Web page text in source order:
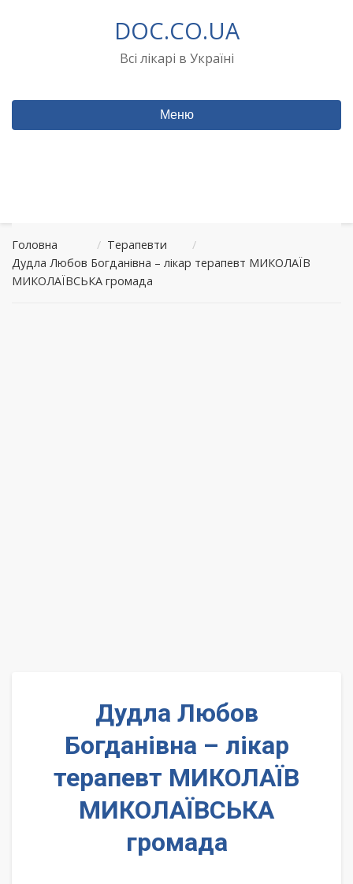
DOC.CO.UA
Всі лікарі в Україні
Меню
Головна / Терапевти
/
Дудла Любов Богданівна – лікар терапевт МИКОЛАЇВ
МИКОЛАЇВСЬКА громада
Дудла Любов
Богданівна – лікар
терапевт МИКОЛАЇВ
МИКОЛАЇВСЬКА
громада